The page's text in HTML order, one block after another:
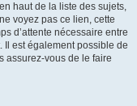
haut de la liste des sujets,
voyez pas ce lien, cette
d’attente nécessaire entre
Il est également possible de
assurez-vous de le faire